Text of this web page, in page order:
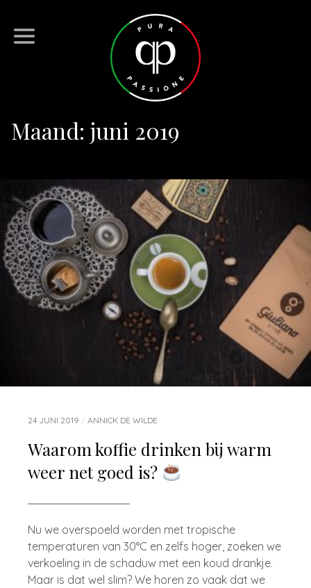
Maand: juni 2019
24 JUNI 2019 / ANNICK DE WILDE
Waarom koffie drinken bij warm
weer net goed is?
Nu we overspoeld worden met tropische
temperaturen van 30°C en zelfs hoger, zoeken we
verkoeling in de schaduw met een koud drankje.
Maar is dat wel slim? We horen zo vaak dat we